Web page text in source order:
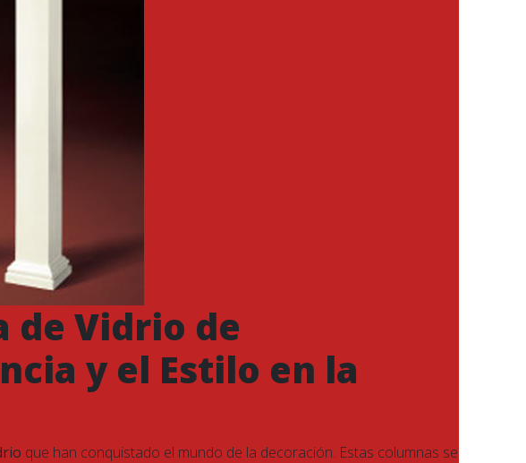
de Vidrio de
y el Estilo en la
que han conquistado el mundo de la decoración. Estas columnas se